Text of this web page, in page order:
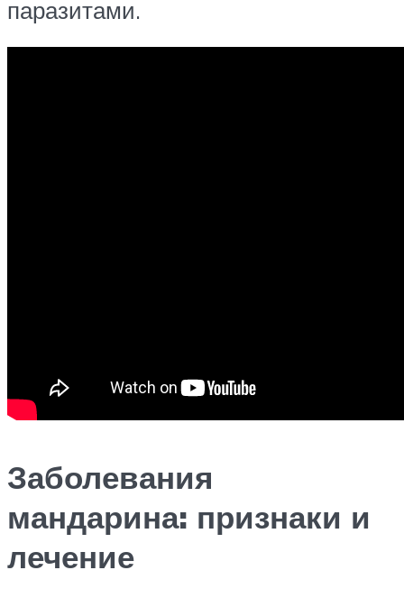
паразитами.
Заболевания
мандарина: признаки и
лечение